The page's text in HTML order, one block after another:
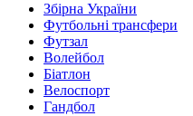
Збірна України
Футбольні трансфери
Футзал
Волейбол
Біатлон
Велоспорт
Гандбол